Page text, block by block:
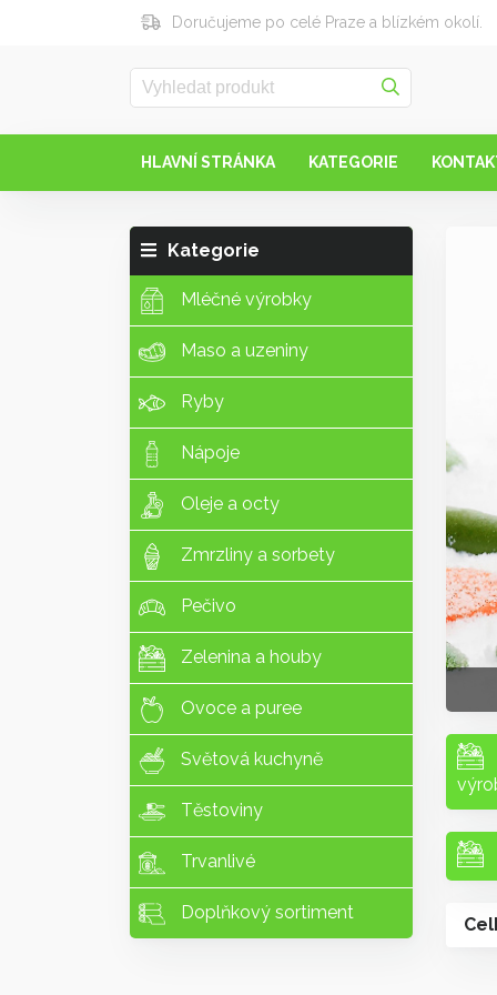
Doručujeme po celé Praze a blízkém okolí.
HLAVNÍ STRÁNKA KATEGORIE
Kategorie
Mléčné výrobky
Maso a uzeniny
Ryby
Nápoje
Oleje a octy
Zmrzliny a sorbety
Pečivo
Zelenina a houby
Ovoce a puree
Světová kuchyně
Těstoviny
Trvanlivé
Doplňkový sortiment